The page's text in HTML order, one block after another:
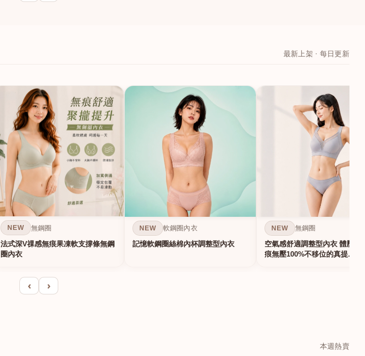
最新上架 · 每日更新
NEW 無鋼圈
法式深V祼感無痕果凍軟支撐條無鋼
圈內衣
NEW 軟鋼圈內衣
記憶軟鋼圈絲棉內杯調整型內衣
NEW 無鋼圈
空氣感舒適調整型內衣 體壓雕
痕無壓100%不移位的真提...
‹ ›
本週熱賣